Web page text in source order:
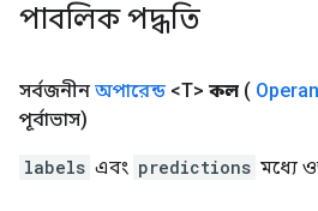
পাবলিক পদ্ধতি
সর্বজনীন অপারেন্ড <T> কল (
পূর্বাভাস)
labels এবং predictions মধ্যে